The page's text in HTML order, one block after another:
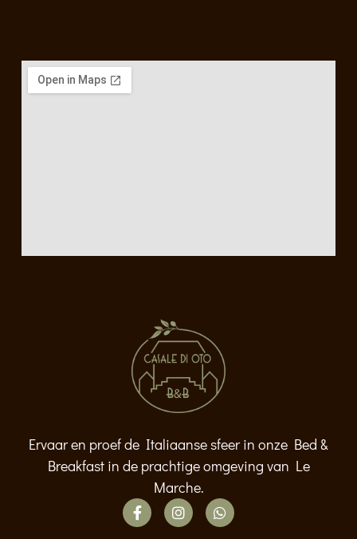
Ervaar en proef de Italiaanse sfeer in onze Bed &
Breakfast in de prachtige omgeving van Le
Marche.